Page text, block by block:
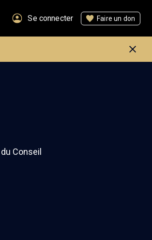
Se connecter Faire un don
Conseil